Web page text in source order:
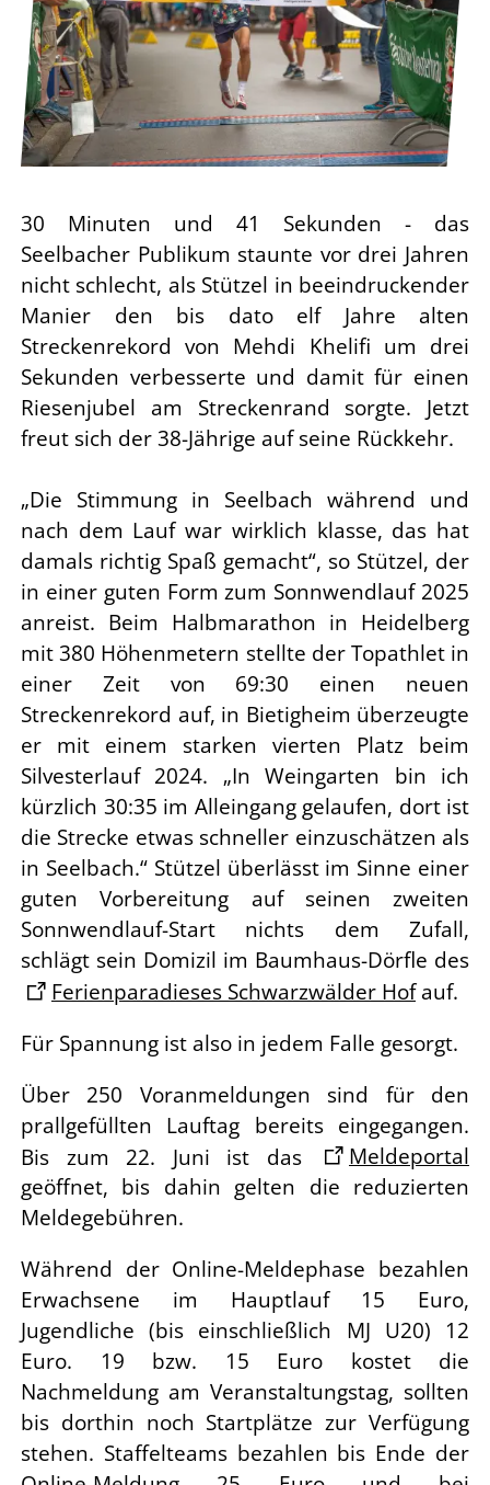
30 Minuten und 41 Sekunden - das
Seelbacher Publikum staunte vor drei Jahren
nicht schlecht, als Stützel in beeindruckender
Manier den bis dato elf Jahre alten
Streckenrekordvon Mehdi Khelifi um drei
Sekunden verbesserte und damit für einen
Riesenjubel am Streckenrand sorgte. Jetzt
freut sich der 38-Jährige auf seine Rückkehr.
„Die Stimmung in Seelbach während und
nach dem Lauf war wirklich klasse, das hat
damals richtig Spaß gemacht“, so Stützel, der
in einer guten Form zum Sonnwendlauf 2025
anreist. Beim Halbmarathon in Heidelberg
mit 380 Höhenmetern stellte der Topathlet in
einer Zeit von 69:30 einen neuen
Streckenrekord auf, in Bietigheim überzeugte
er mit einem starken vierten Platz beim
Silvesterlauf 2024. „In Weingarten bin ich
kürzlich 30:35 im Alleingang gelaufen, dort ist
die Strecke etwas schneller einzuschätzen als
in Seelbach.“ Stützel überlässt im Sinne einer
guten Vorbereitung auf seinen zweiten
Sonnwendlauf-Start nichts dem Zufall,
schlägt sein Domizil im Baumhaus-Dörfle des
Ferienparadieses Schwarzwälder Hofauf.
Für Spannung ist also in jedem Falle gesorgt.
Über 250 Voranmeldungen sind für den
prallgefüllten Lauftag bereits eingegangen.
Bis zum 22. Juni ist das
Meldeportal
geöffnet, bis dahin gelten die reduzierten
Meldegebühren.
Während der Online-Meldephase bezahlen
Erwachsene im Hauptlauf 15 Euro,
Jugendliche(bis einschließlich MJ U20) 12
Euro. 19 bzw. 15 Euro kostet die
Nachmeldung am Veranstaltungstag, sollten
bis dorthin noch Startplätze zur Verfügung
stehen. Staffelteams bezahlen bis Ende der